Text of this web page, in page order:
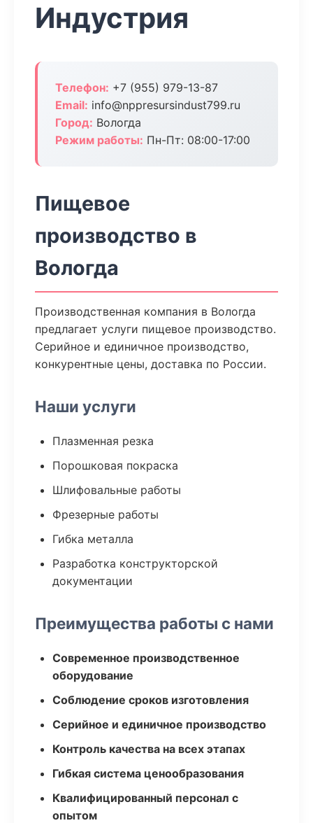
Индустрия
Телефон: +7 (955) 979-13-87
Email: info@nppresursindust799.ru
Город: Вологда
Режим работы: Пн-Пт: 08:00-17:00
Пищевое
производство в
Вологда
Производственная компания в Вологда
предлагает услуги пищевое производство.
Серийное и единичное производство,
конкурентные цены, доставка по России.
Наши услуги
Плазменная резка
Порошковая покраска
Шлифовальные работы
Фрезерные работы
Гибка металла
Разработка конструкторской
документации
Преимущества работы с нами
Современное производственное
оборудование
Соблюдение сроков изготовления
Серийное и единичное производство
Контроль качества на всех этапах
Гибкая система ценообразования
Квалифицированный персонал с
опытом